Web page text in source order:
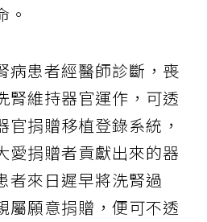
。
病患者經醫師診斷，喪
腎維持器官運作，可透
捐贈移植登錄系統，
愛捐贈者貢獻出來的器
者來日遲早將洗腎過
屬願意捐贈，便可不透